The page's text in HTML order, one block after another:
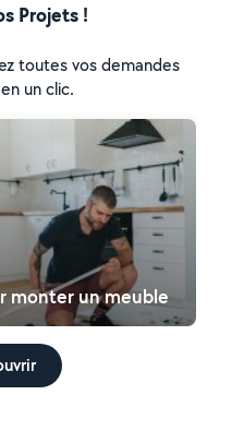
Projets !
toutes vos demandes
un clic.
monter un meuble